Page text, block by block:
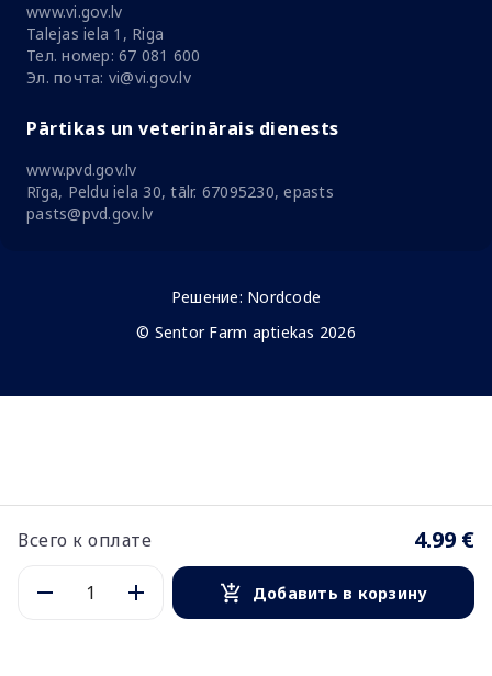
Всего к оплате 4.99 €
Добавить в корзину
www.vi.gov.lv
Talejas iela 1, Riga
Тел. номер: 67 081 600
Эл. почта: vi@vi.gov.lv
Pārtikas un veterinārais dienests
www.pvd.gov.lv
Rīga, Peldu iela 30, tālr. 67095230, epasts
pasts@pvd.gov.lv
Решение: Nordcode
© Sentor Farm aptiekas 2026